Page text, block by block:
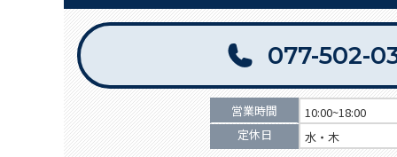
077-502-
営業時間
10:00~18:00
定休日
水・木